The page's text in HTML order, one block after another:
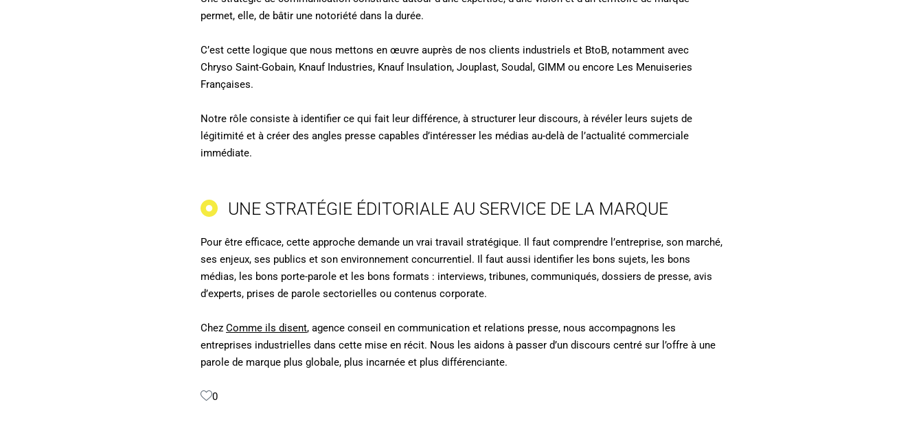
permet, elle, de bâtir une notoriété dans la durée.
C’est cette logique que nous mettons en œuvre auprès de nos clients industriels et BtoB, notamment avec
Chryso Saint-Gobain, Knauf Industries, Knauf Insulation, Jouplast, Soudal, GIMM ou encore Les Menuiseries
Françaises.
Notre rôle consiste à identifier ce qui fait leur différence, à structurer leur discours, à révéler leurs sujets de
légitimité et à créer des angles presse capables d’intéresser les médias au-delà de l’actualité commerciale
immédiate.
UNE STRATÉGIE ÉDITORIALE AU SERVICE DE LA MARQUE
Pour être efficace, cette approche demande un vrai travail stratégique. Il faut comprendre l’entreprise, son marché,
ses enjeux, ses publics et son environnement concurrentiel. Il faut aussi identifier les bons sujets, les bons
médias, les bons porte-parole et les bons formats : interviews, tribunes, communiqués, dossiers de presse, avis
d’experts, prises de parole sectorielles ou contenus corporate.
Chez Comme ils disent, agence conseil en communication et relations presse, nous accompagnons les
entreprises industrielles dans cette mise en récit. Nous les aidons à passer d’un discours centré sur l’offre à une
parole de marque plus globale, plus incarnée et plus différenciante.
0